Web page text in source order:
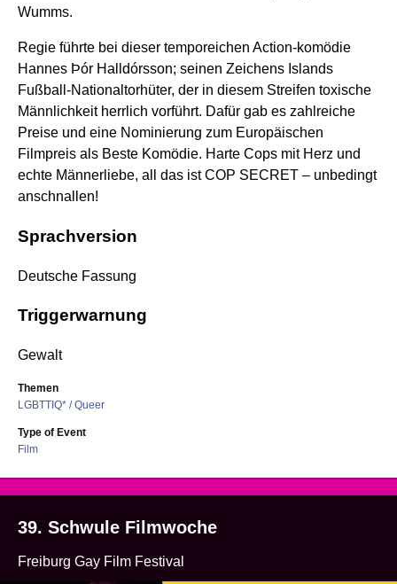
Wumms.
Regie führte bei dieser temporeichen Action-komödie
Hannes Þór Halldórsson; seinen Zeichens Islands
Fußball-Nationaltorhüter, der in diesem Streifen toxische
Männlichkeit herrlich vorführt. Dafür gab es zahlreiche
Preise und eine Nominierung zum Europäischen
Filmpreis als Beste Komödie. Harte Cops mit Herz und
echte Männerliebe, all das ist COP SECRET – unbedingt
anschnallen!
Sprachversion
Deutsche Fassung
Triggerwarnung
Gewalt
Themen
LGBTTIQ* / Queer
Type of Event
Film
39. Schwule Filmwoche
Freiburg Gay Film Festival